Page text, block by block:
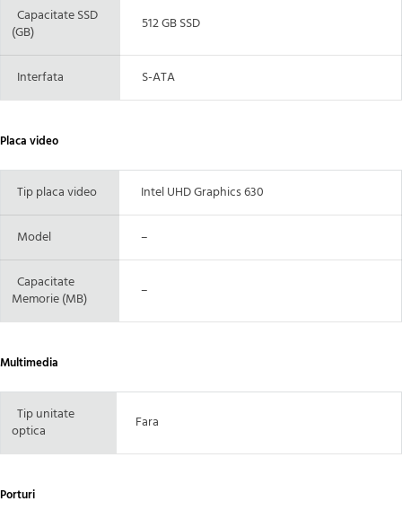
Capacitate SSD
(GB)
512 GB SSD
Interfata S-ATA
Placa video
Tip placa video Intel UHD Graphics 630
Model –
Capacitate
Memorie (MB)
–
Multimedia
Tip unitate
optica
Fara
Porturi